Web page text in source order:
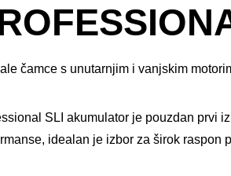
čamce s unutarnjim i vanjskim
SLI akumulator je pouzdan prvi
idealan je izbor za širok raspon